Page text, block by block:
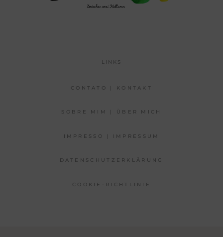
LINKS
CONTATO | KONTAKT
SOBRE MIM | ÜBER MICH
IMPRESSO | IMPRESSUM
DATENSCHUTZERKLÄRUNG
COOKIE-RICHTLINIE